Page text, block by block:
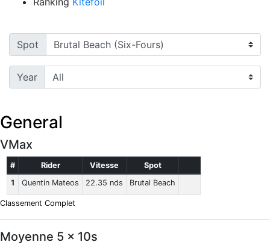
Spot
Year
General
VMax
# Rider Vitesse
Spot
1
Quentin Mateos 22.35 nds Brutal Beach
Classement Complet
Moyenne 5 x 10s